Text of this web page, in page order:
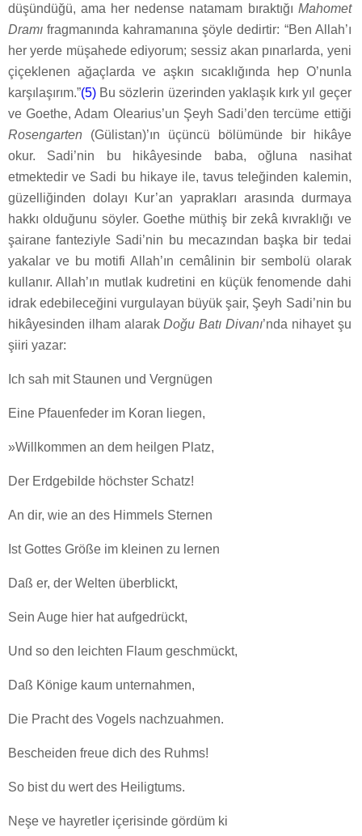
düşündüğü, ama her nedense natamam bıraktığı Mahomet
Dramı fragmanında kahramanına şöyle dedirtir: “Ben Allah’ı
her yerde müşahede ediyorum; sessiz akan pınarlarda, yeni
çiçeklenen ağaçlarda ve aşkın sıcaklığında hep O’nunla
karşılaşırım.”(5) Bu sözlerin üzerinden yaklaşık kırk yıl geçer
ve Goethe, Adam Olearius’un Şeyh Sadi’den tercüme ettiği
Rosengarten (Gülistan)’ın üçüncü bölümünde bir hikâye
okur. Sadi’nin bu hikâyesinde baba, oğluna nasihat
etmektedir ve Sadi bu hikaye ile, tavus teleğinden kalemin,
güzelliğinden dolayı Kur’an yaprakları arasında durmaya
hakkı olduğunu söyler. Goethe müthiş bir zekâ kıvraklığı ve
şairane fanteziyle Sadi’nin bu mecazından başka bir tedai
yakalar ve bu motifi Allah’ın cemâlinin bir sembolü olarak
kullanır. Allah’ın mutlak kudretini en küçük fenomende dahi
idrak edebileceğini vurgulayan büyük şair, Şeyh Sadi’nin bu
hikâyesinden ilham alarakDoğu Batı Divanı’nda nihayet şu
şiiri yazar:
Ich sah mit Staunen und Vergnügen
Eine Pfauenfeder im Koran liegen,
»Willkommen an dem heilgen Platz,
Der Erdgebilde höchster Schatz!
An dir, wie an des Himmels Sternen
Ist Gottes Größe im kleinen zu lernen
Daß er, der Welten überblickt,
Sein Auge hier hat aufgedrückt,
Und so den leichten Flaum geschmückt,
Daß Könige kaum unternahmen,
Die Pracht des Vogels nachzuahmen.
Bescheiden freue dich des Ruhms!
So bist du wert des Heiligtums.
Neşe ve hayretler içerisinde gördüm ki